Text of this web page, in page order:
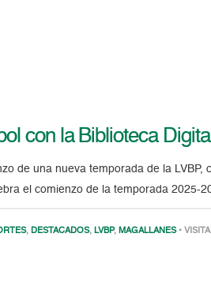
con la Biblioteca
de una nueva temporada de la LVBP,
el comienzo de la temporada 2025-
, DESTACADOS, LVBP, MAGALLANES •